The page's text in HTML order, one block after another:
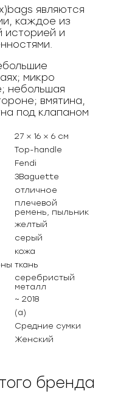
являются
каждое из
историей и
микро
небольшая
вмятина,
под клапаном
27 × 16 × 6 см
Top-handle
Fendi
3Baguette
отличное
плечевой
ремень, пыльник
желтый
серый
кожа
ткань
серебристый
металл
~ 2018
(а)
Средние сумки
Женский
бренда